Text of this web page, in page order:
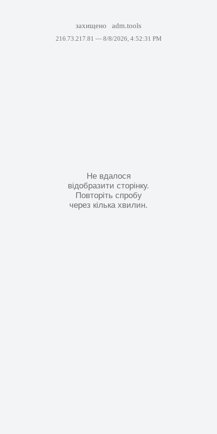
захищено adm.tools
216.73.217.81 — 8/8/2026, 4:52:31 PM
Не вдалося
відобразити сторінку.
Повторіть спробу
через кілька хвилин.